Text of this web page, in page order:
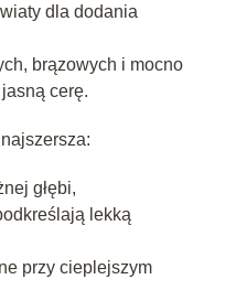
dla dodania
brązowych i mocno
cerę.
głębi,
lekką
przy cieplejszym